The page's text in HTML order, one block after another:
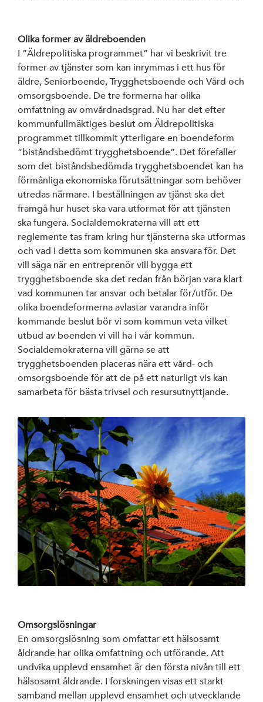
Olika former av äldreboenden
I ”Äldrepolitiska programmet” har vi beskrivit tre
former av tjänster som kan inrymmas i ett hus för
äldre, Seniorboende, Trygghetsboende och Vård och
omsorgsboende. De tre formerna har olika
omfattning av omvårdnadsgrad. Nu har det efter
kommunfullmäktiges beslut om Äldrepolitiska
programmet tillkommit ytterligare en boendeform
”biståndsbedömt trygghetsboende”. Det förefaller
som det biståndsbedömda trygghetsboendet kan ha
förmånliga ekonomiska förutsättningar som behöver
utredas närmare. I beställningen av tjänst ska det
framgå hur huset ska vara utformat för att tjänsten
ska fungera. Socialdemokraterna vill att ett
reglemente tas fram kring hur tjänsterna ska utformas
och vad i detta som kommunen ska ansvara för. Det
vill säga när en entreprenör vill bygga ett
trygghetsboende ska det redan från början vara klart
vad kommunen tar ansvar och betalar för/utför. De
olika boendeformerna avlastar varandra inför
kommande beslut bör vi som kommun veta vilket
utbud av boenden vi vill ha i vår kommun.
Socialdemokraterna vill gärna se att
trygghetsboenden placeras nära ett vård- och
omsorgsboende för att de på ett naturligt vis kan
samarbeta för bästa trivsel och resursutnyttjande.
Omsorgslösningar
En omsorgslösning som omfattar ett hälsosamt
åldrande har olika omfattning och utförande. Att
undvika upplevd ensamhet är den första nivån till ett
hälsosamt åldrande. I forskningen visas ett starkt
samband mellan upplevd ensamhet och utvecklande